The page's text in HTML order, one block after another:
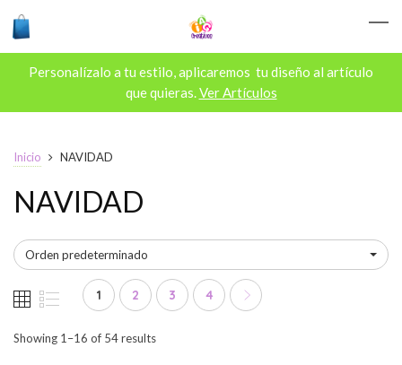
Personalízalo a tu estilo, aplicaremos tu diseño al artículo
que quieras.Ver Artículos
Inicio NAVIDAD
NAVIDAD
Orden predeterminado
1 2 3 4
Showing 1–16 of 54 results